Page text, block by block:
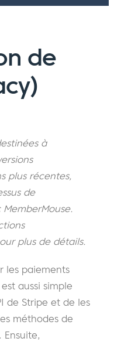
de
à
plus récentes,
de
plus de détails.
les paiements
aussi simple
de Stripe et de les
méthodes de
Ensuite,